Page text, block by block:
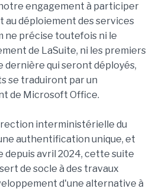
engagement à participer
au déploiement des services
ne précise toutefois ni le
de LaSuite, ni les premiers
dernière qui seront déployés,
se traduiront par un
de Microsoft Office.
interministérielle du
authentification unique, et
avril 2024, cette suite
de socle à des travaux
d'une alternative à